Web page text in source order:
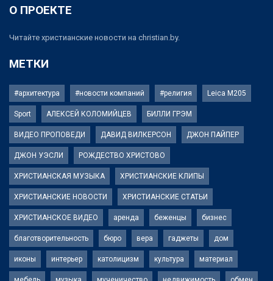
О ПРОЕКТЕ
Читайте христианские новости на christian.by.
МЕТКИ
#архитектура #новости компаний #религия Leica M205
Sport АЛЕКСЕЙ КОЛОМИЙЦЕВ БИЛЛИ ГРЭМ
ВИДЕО ПРОПОВЕДИ ДАВИД ВИЛКЕРСОН ДЖОН ПАЙПЕР
ДЖОН УЭСЛИ РОЖДЕСТВО ХРИСТОВО
ХРИСТИАНСКАЯ МУЗЫКА ХРИСТИАНСКИЕ КЛИПЫ
ХРИСТИАНСКИЕ НОВОСТИ ХРИСТИАНСКИЕ СТАТЬИ
ХРИСТИАНСКОЕ ВИДЕО аренда беженцы бизнес
благотворительность бюро вера гаджеты дом
иконы интерьер католицизм культура материал